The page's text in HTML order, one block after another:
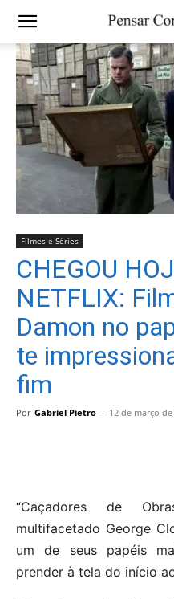
Filmes e Séries
CHEGOU
NETFLIX:
Damon no
te
fim
Por Gabriel Pietro - 12 de março de
“Caçadores de
multifacetado George
um de seus papéis
prender à tela do início